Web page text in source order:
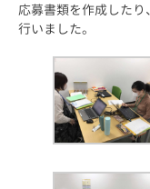
応募書類を作成した
行いました。